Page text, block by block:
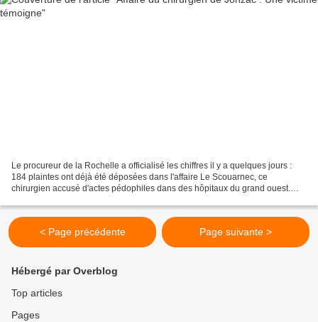
Le procureur de la Rochelle a officialisé les chiffres il y a quelques jours :
184 plaintes ont déjà été déposées dans l'affaire Le Scouarnec, ce
chirurgien accusé d'actes pédophiles dans des hôpitaux du grand ouest.
< Page précédente Page suivante >
Hébergé par Overblog
Top articles
Pages